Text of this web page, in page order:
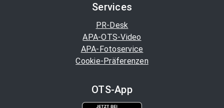
Services
PR-Desk
APA-OTS-Video
APA-Fotoservice
Cookie-Präferenzen
OTS-App